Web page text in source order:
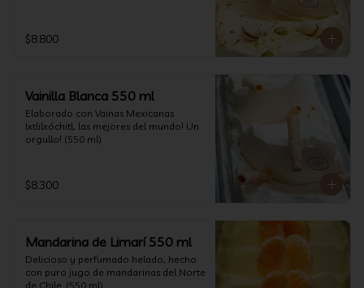
$8.800
Vainilla Blanca 550 ml
Elaborado con Vainas Mexicanas
Ixtlilxóchitl, las mejores del mundo! Un
orgullo! (550 ml)
$8.300
Mandarina de Limarí 550 ml
Delicioso y perfumado helado, hecho
con puro jugo de mandarinas del Norte
de Chile. (550 ml)